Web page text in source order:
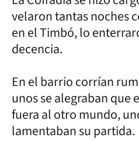
velaron tantas noches
en el Timbó, lo
decencia.
En el barrio corrían
unos se alegraban que
fuera al otro mundo,
lamentaban su partida.